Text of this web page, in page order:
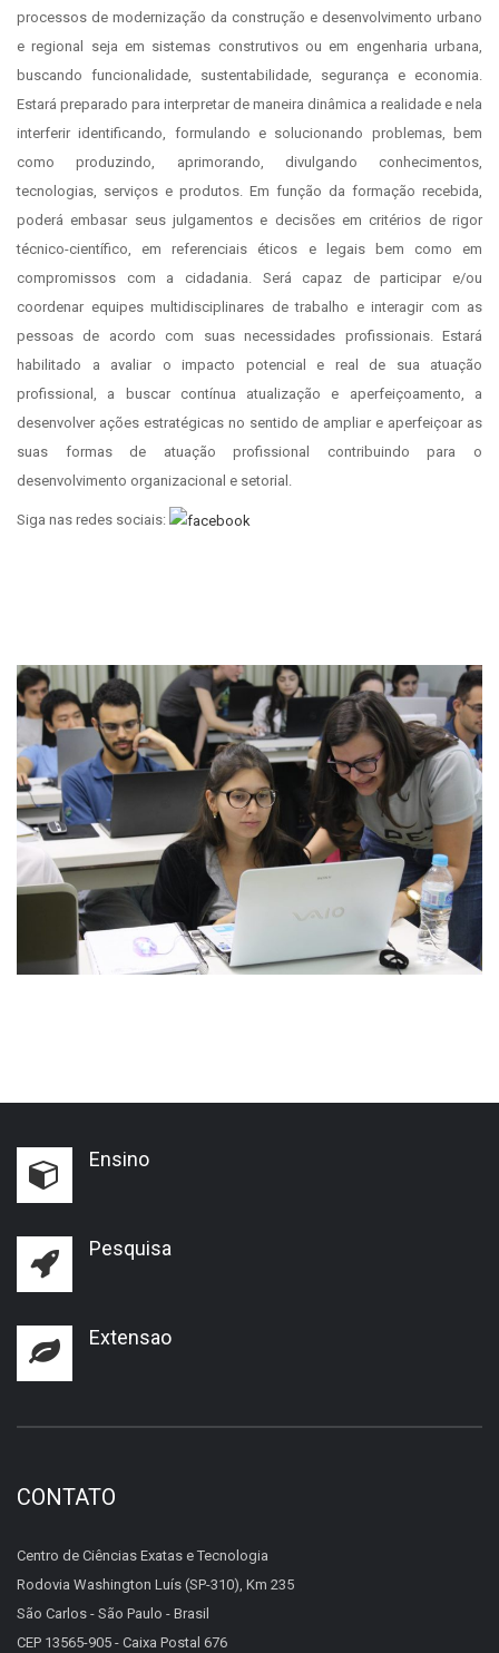
processos de modernização da construção e desenvolvimento urbano
e regional seja em sistemas construtivos ou em engenharia urbana,
buscando funcionalidade, sustentabilidade, segurança e economia.
Estará preparado para interpretar de maneira dinâmica a realidade e nela
interferir identificando, formulando e solucionando problemas, bem
como produzindo, aprimorando, divulgando conhecimentos,
tecnologias, serviços e produtos. Em função da formação recebida,
poderá embasar seus julgamentos e decisões em critérios de rigor
técnico-científico, em referenciais éticos e legais bem como em
compromissos com a cidadania. Será capaz de participar e/ou
coordenar equipes multidisciplinares de trabalho e interagir com as
pessoas de acordo com suas necessidades profissionais. Estará
habilitado a avaliar o impacto potencial e real de sua atuação
profissional, a buscar contínua atualização e aperfeiçoamento, a
desenvolver ações estratégicas no sentido de ampliar e aperfeiçoar as
suas formas de atuação profissional contribuindo para o
desenvolvimento organizacional e setorial.
Siga nas redes sociais:
Ensino
Pesquisa
Extensao
CONTATO
Centro de Ciências Exatas e Tecnologia
Rodovia Washington Luís (SP-310), Km 235
São Carlos - São Paulo - Brasil
CEP 13565-905 - Caixa Postal 676